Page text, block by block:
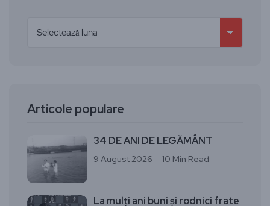
Articole populare
34 DE ANI DE LEGĂMÂNT
9 August 2026 10 Min Read
La mulți ani buni și rodnici frate